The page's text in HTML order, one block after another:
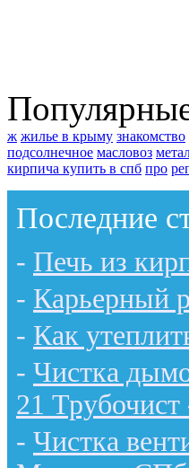
ж жилье в крыму знакомство
подсолнечное масловоз
кирпича купить в спб про
Последние
- Печь из
- Карьерный
- Как
- Чистка
21
- Чистка